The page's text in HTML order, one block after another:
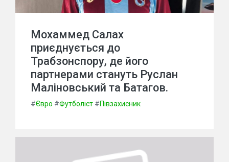
Мохаммед Салах
приєднується до
Трабзонспору, де його
партнерами стануть Руслан
Маліновський та Батагов.
#Євро #Футболіст #Півзахисник